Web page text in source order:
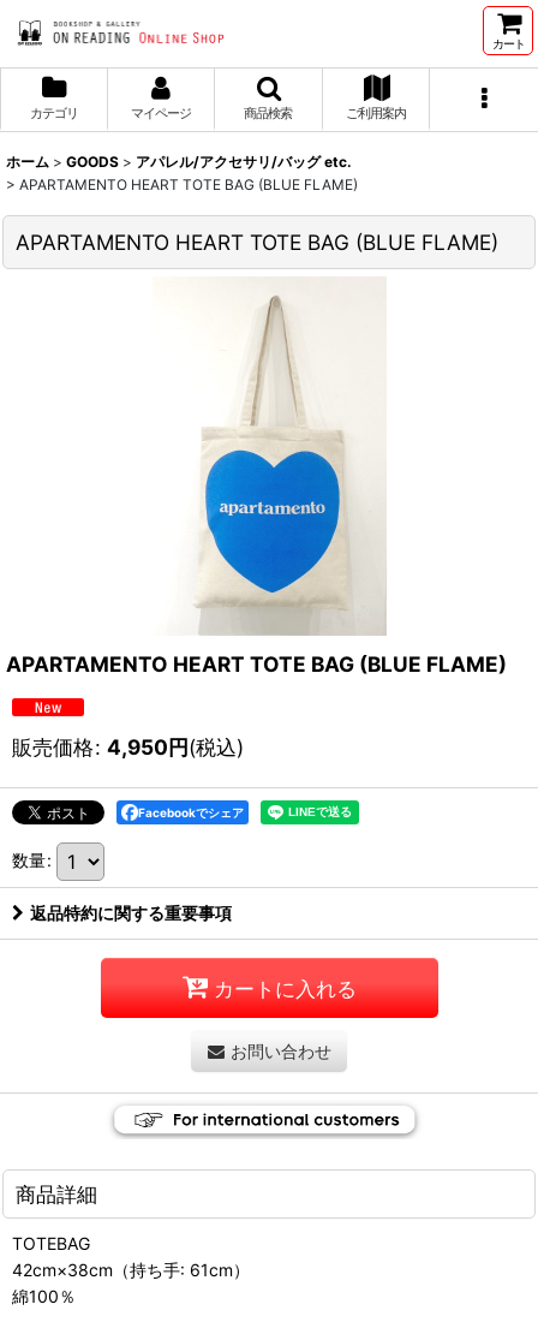
カート
カテゴリ マイページ 商品検索 ご利用案内
ホーム > GOODS > アパレル/アクセサリ/バッグ etc.
> APARTAMENTO HEART TOTE BAG (BLUE FLAME)
APARTAMENTO HEART TOTE BAG (BLUE FLAME)
APARTAMENTO HEART TOTE BAG (BLUE FLAME)
販売価格: 4,950円(税込)
Facebookでシェア
数量:
返品特約に関する重要事項
カートに入れる
お問い合わせ
商品詳細
TOTEBAG
42cm×38cm（持ち手: 61cm）
綿100％